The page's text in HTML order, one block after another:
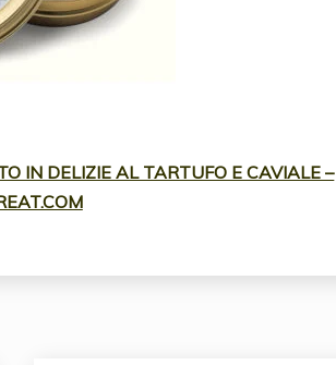
IN DELIZIE AL TARTUFO E CAVIALE –